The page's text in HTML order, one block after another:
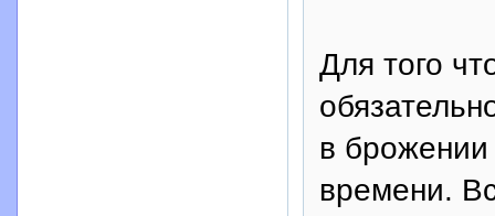
Для того
в
времени.